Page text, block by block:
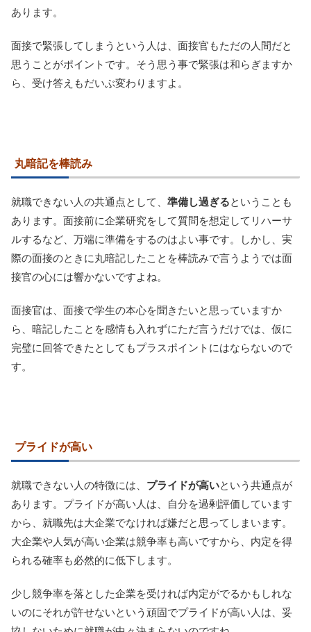
あります。
面接で緊張してしまうという人は、面接官もただの人間だと
思うことがポイントです。そう思う事で緊張は和らぎますか
ら、受け答えもだいぶ変わりますよ。
丸暗記を棒読み
就職できない人の共通点として、 準備し過ぎるということも
あります。面接前に企業研究をして質問を想定してリハーサ
ルするなど、万端に準備をするのはよい事です。しかし、実
際の面接のときに丸暗記したことを棒読みで言うようでは面
接官の心には響かないですよね。
面接官は、面接で学生の本心を聞きたいと思っていますか
ら、暗記したことを感情も入れずにただ言うだけでは、仮に
完璧に回答できたとしてもプラスポイントにはならないので
す。
プライドが高い
就職できない人の特徴には、 プライドが高いという共通点が
あります。プライドが高い人は、自分を過剰評価しています
から、就職先は大企業でなければ嫌だと思ってしまいます。
大企業や人気が高い企業は競争率も高いですから、内定を得
られる確率も必然的に低下します。
少し競争率を落とした企業を受ければ内定がでるかもしれな
いのにそれが許せないという頑固でプライドが高い人は、妥